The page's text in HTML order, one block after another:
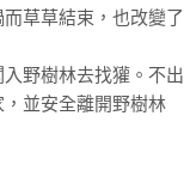
草草結束，也改變了
野樹林去找獾。不出
並安全離開野樹林